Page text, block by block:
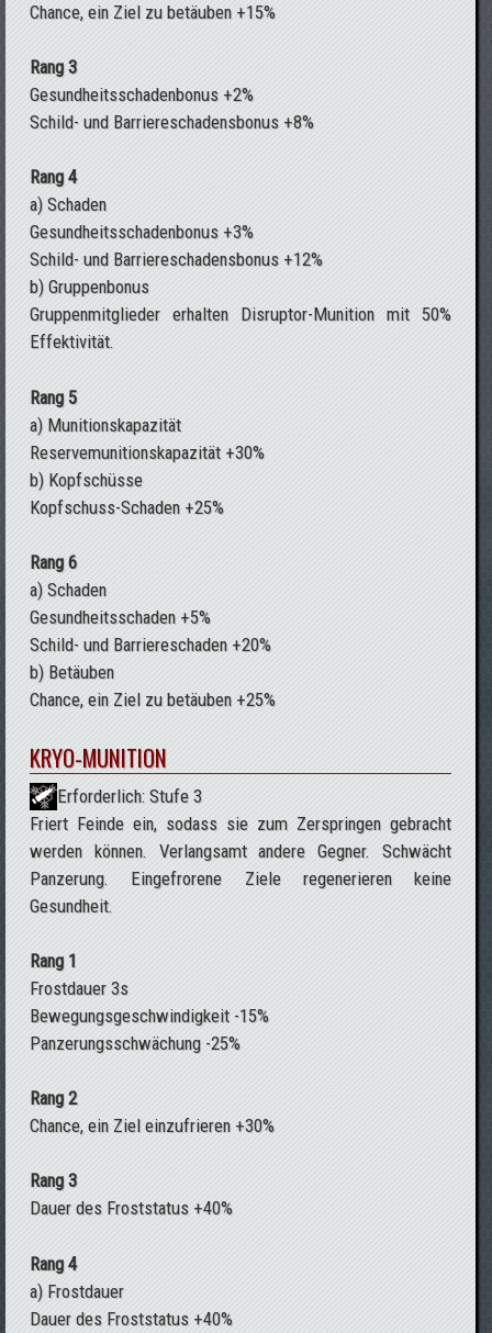
Chance, ein Ziel zu betäuben +15%
Rang 3
Gesundheitsschadenbonus +2%
Schild- und Barriereschadensbonus +8%
Rang 4
a) Schaden
Gesundheitsschadenbonus +3%
Schild- und Barriereschadensbonus +12%
b) Gruppenbonus
Gruppenmitglieder erhalten Disruptor-Munition mit 50%
Effektivität.
Rang 5
a) Munitionskapazität
Reservemunitionskapazität +30%
b) Kopfschüsse
Kopfschuss-Schaden +25%
Rang 6
a) Schaden
Gesundheitsschaden +5%
Schild- und Barriereschaden +20%
b) Betäuben
Chance, ein Ziel zu betäuben +25%
KRYO-MUNITION
Erforderlich: Stufe 3
Friert Feinde ein, sodass sie zum Zerspringen gebracht
werden können. Verlangsamt andere Gegner. Schwächt
Panzerung. Eingefrorene Ziele regenerieren keine
Gesundheit.
Rang 1
Frostdauer 3s
Bewegungsgeschwindigkeit -15%
Panzerungsschwächung -25%
Rang 2
Chance, ein Ziel einzufrieren +30%
Rang 3
Dauer des Froststatus +40%
Rang 4
a) Frostdauer
Dauer des Froststatus +40%